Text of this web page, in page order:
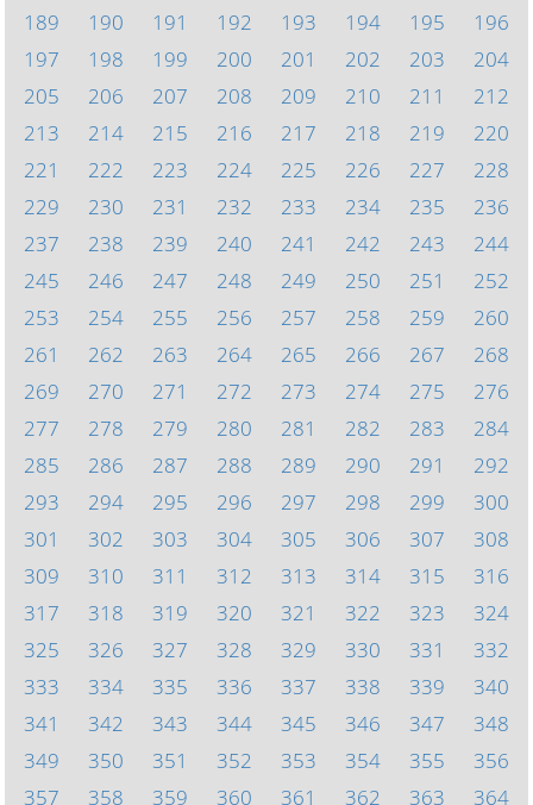
189
190 191 192 193 194 195
196
197
198 199 200 201 202 203
204
205
206 207 208 209 210 211
212
213
214 215 216 217 218 219
220
221
222 223 224 225 226 227
228
229
230 231 232 233 234 235
236
237
238 239 240 241 242 243
244
245
246 247 248 249 250 251
252
253
254 255 256 257 258 259
260
261
262 263 264 265 266 267
268
269
270 271 272 273 274 275
276
277
278 279 280 281 282 283
284
285
286 287 288 289 290 291
292
293
294 295 296 297 298 299
300
301
302 303 304 305 306 307
308
309
310 311 312 313 314 315
316
317
318 319 320 321 322 323
324
325
326 327 328 329 330 331
332
333
334 335 336 337 338 339
340
341
342 343 344 345 346 347
348
349
350 351 352 353 354 355
356
357
358 359 360 361 362 363 364